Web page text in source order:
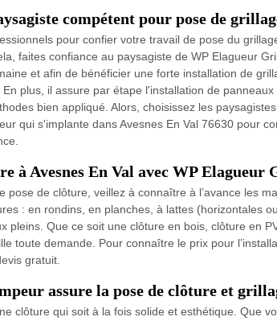
compétent pour pose de
pour confier votre travail de pose du
faites confiance au paysagiste de WP Elagueur
et afin de bénéficier une forte installation de
plus, il assure par étape l'installation de
bien appliqué. Alors, choisissez les
qui s'implante dans Avesnes En Val 76630 pour
à Avesnes En Val avec WP Elagueur
pose de clôture, veillez à connaître à l’avance les
: en rondins, en planches, à lattes (horizontales
pleins. Que ce soit une clôture en bois, clôture en
toute demande. Pour connaître le prix pour
gratuit.
assure la pose de clôture et
clôture qui soit à la fois solide et esthétique. Que